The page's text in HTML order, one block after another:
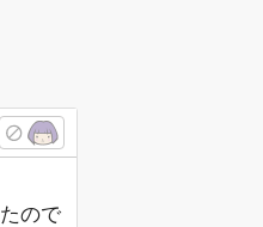
ので